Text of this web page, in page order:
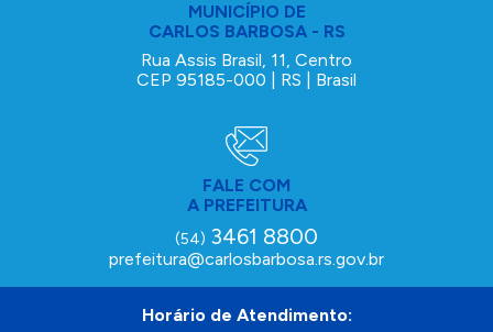
MUNICÍPIO DE
CARLOS BARBOSA - RS
Rua Assis Brasil, 11, Centro
CEP 95185-000 | RS | Brasil
FALE COM
A PREFEITURA
(54) 3461 8800
prefeitura@carlosbarbosa.rs.gov.br
Horário de Atendimento: